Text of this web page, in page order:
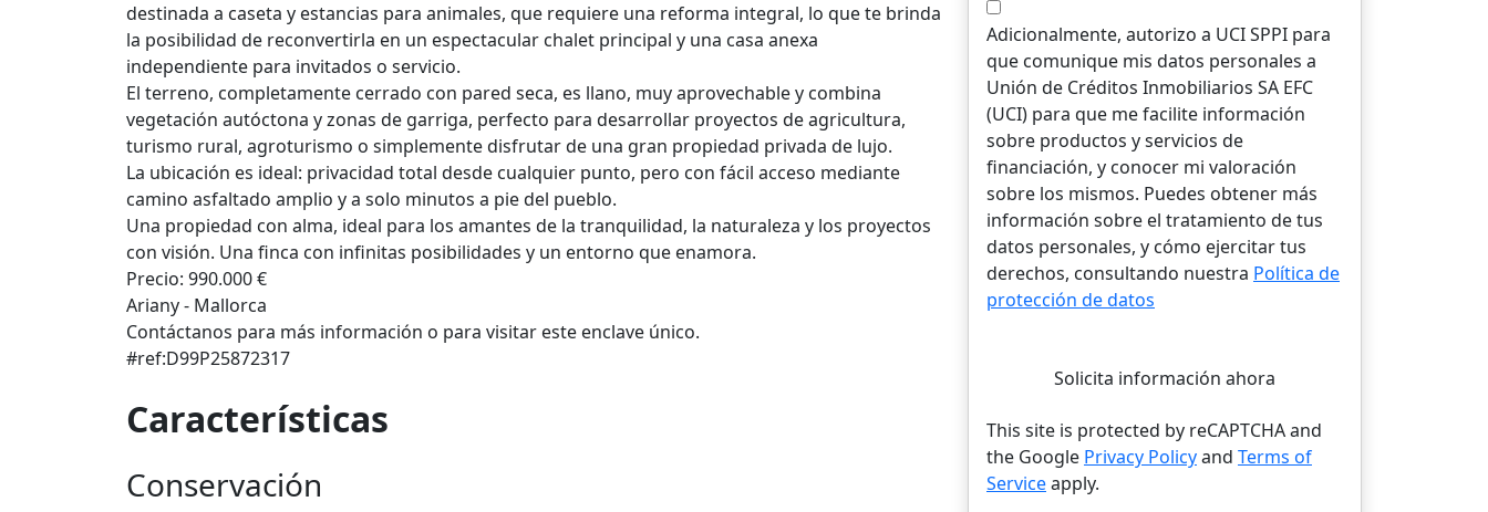
destinada a caseta y estancias para animales, que requiere una reforma integral, lo que te brinda
la posibilidad de reconvertirla en un espectacular chalet principal y una casa anexa
independiente para invitados o servicio.
El terreno, completamente cerrado con pared seca, es llano, muy aprovechable y combina
vegetación autóctona y zonas de garriga, perfecto para desarrollar proyectos de agricultura,
turismo rural, agroturismo o simplemente disfrutar de una gran propiedad privada de lujo.
La ubicación es ideal: privacidad total desde cualquier punto, pero con fácil acceso mediante
camino asfaltado amplio y a solo minutos a pie del pueblo.
Una propiedad con alma, ideal para los amantes de la tranquilidad, la naturaleza y los proyectos
con visión. Una finca con infinitas posibilidades y un entorno que enamora.
Precio: 990.000 €
Ariany - Mallorca
Contáctanos para más información o para visitar este enclave único.
#ref:D99P25872317
Características
Conservación
Adicionalmente, autorizo a UCI SPPI para
que comunique mis datos personales a
Unión de Créditos Inmobiliarios SA EFC
(UCI) para que me facilite información
sobre productos y servicios de
financiación, y conocer mi valoración
sobre los mismos. Puedes obtener más
información sobre el tratamiento de tus
datos personales, y cómo ejercitar tus
derechos, consultando nuestra Política de
protección de datos
Solicita información ahora
This site is protected by reCAPTCHA and
the Google Privacy Policyand Terms of
Serviceapply.